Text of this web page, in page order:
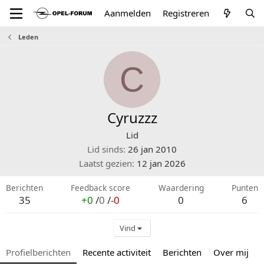
Aanmelden Registreren
Leden
C
Cyruzzz
Lid
Lid sinds 26 jan 2010
Laatst gezien 12 jan 2026
Berichten
35
Feedback score
+0 /0 /-0
Waardering
0
Punten
6
Vind
Profielberichten Recente activiteit Berichten Over mij